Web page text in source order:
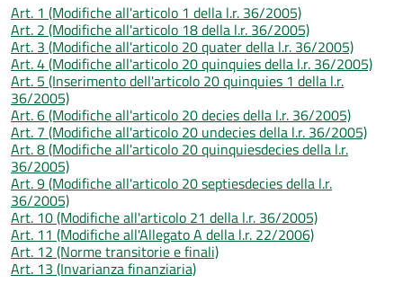
Art. 1 (Modifiche all'articolo 1 della l.r. 36/2005)
Art. 2 (Modifiche all'articolo 18 della l.r. 36/2005)
Art. 3 (Modifiche all'articolo 20 quater della l.r. 36/2005)
Art. 4 (Modifiche all'articolo 20 quinquies della l.r. 36/2005)
Art. 5 (Inserimento dell'articolo 20 quinquies 1 della l.r.
36/2005)
Art. 6 (Modifiche all'articolo 20 decies della l.r. 36/2005)
Art. 7 (Modifiche all'articolo 20 undecies della l.r. 36/2005)
Art. 8 (Modifiche all'articolo 20 quinquiesdecies della l.r.
36/2005)
Art. 9 (Modifiche all'articolo 20 septiesdecies della l.r.
36/2005)
Art. 10 (Modifiche all'articolo 21 della l.r. 36/2005)
Art. 11 (Modifiche all'Allegato A della l.r. 22/2006)
Art. 12 (Norme transitorie e finali)
Art. 13 (Invarianza finanziaria)